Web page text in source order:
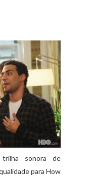
trilha sonora de
para How